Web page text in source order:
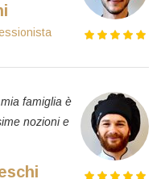
famiglia è
nozioni e